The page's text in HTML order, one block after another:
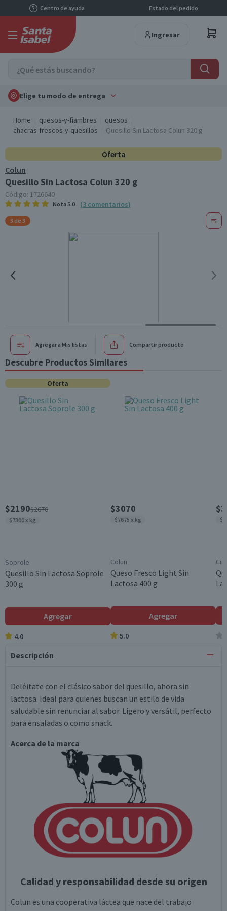
Centro de ayuda Estado del pedido
Ingresar
Elige tu modo de entrega
Home quesos-y-fiambres
quesos
chacras-frescos-y-quesillos
Quesillo Sin Lactosa Colun 320 g
Oferta
Colun
Quesillo Sin Lactosa Colun 320 g
Código: 1726640
Nota 5.0 (3 comentarios)
3 de 3
Agregar a Mis listas Compartir producto
Descubre Productos Similares
Oferta
$2190$2670
$7300 x kg
Soprole
Quesillo Sin Lactosa Soprole
300 g
Agregar
4.0
$3070
$7675 x kg
Colun
Queso Fresco Light Sin
Lactosa 400 g
Agregar
5.0
Descripción
Deléitate con el clásico sabor del quesillo, ahora sin
lactosa. Ideal para quienes buscan un estilo de vida
saludable sin renunciar al sabor. Ligero y versátil, perfecto
para ensaladas o como snack.
Acerca de la marca
Calidad y responsabilidad desde su origen
Colun es una cooperativa láctea que nace del trabajo